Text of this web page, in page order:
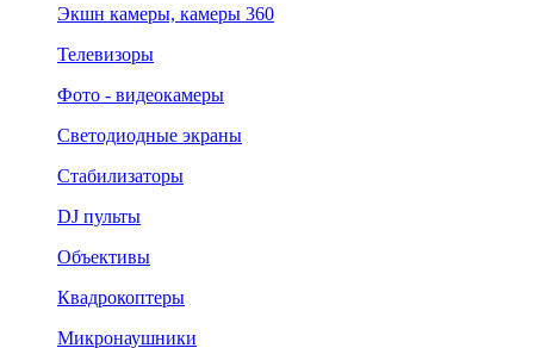
Экшн камеры, камеры 360
Телевизоры
Фото - видеокамеры
Светодиодные экраны
Стабилизаторы
DJ пульты
Объективы
Квадрокоптеры
Микронаушники